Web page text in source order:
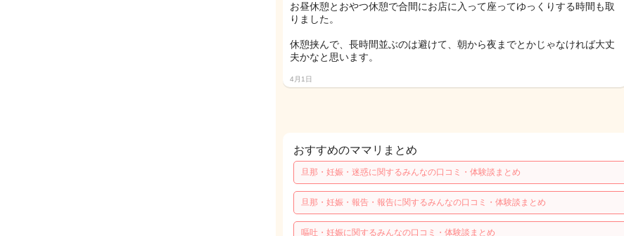
お昼休憩とおやつ休憩で合間にお店に入って座ってゆっくりする時間も取
りました。
休憩挟んで、長時間並ぶのは避けて、朝から夜までとかじゃなければ大丈
夫かなと思います。
4月1日
おすすめのママリまとめ
旦那・妊娠・迷惑に関するみんなの口コミ・体験談まとめ
旦那・妊娠・報告・報告に関するみんなの口コミ・体験談まとめ
嘔吐・妊娠に関するみんなの口コミ・体験談まとめ